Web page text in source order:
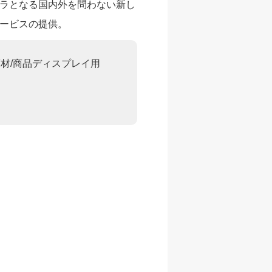
となる国内外を問わない新し
ビスの提供。
/商品ディスプレイ用